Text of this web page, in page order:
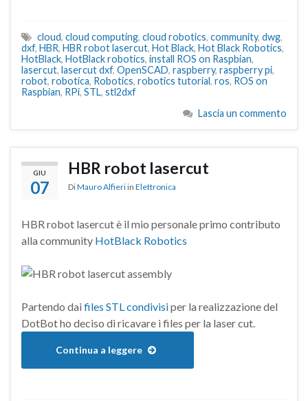
cloud, cloud computing, cloud robotics, community, dwg,
dxf, HBR, HBR robot lasercut, Hot Black, Hot Black Robotics,
HotBlack, HotBlack robotics, install ROS on Raspbian,
lasercut, lasercut dxf, OpenSCAD, raspberry, raspberry pi,
robot, robotica, Robotics, robotics tutorial, ros, ROS on
Raspbian, RPi, STL, stl2dxf
Lascia un commento
GIU
07
HBR robot lasercut
DiMauro Alfieri in Elettronica
HBR robot lasercut è il mio personale primo contributo
alla community HotBlack Robotics
Partendo dai files STL condivisiper la realizzazione del
DotBot ho deciso di ricavare i files per la laser cut.
Continua a leggere